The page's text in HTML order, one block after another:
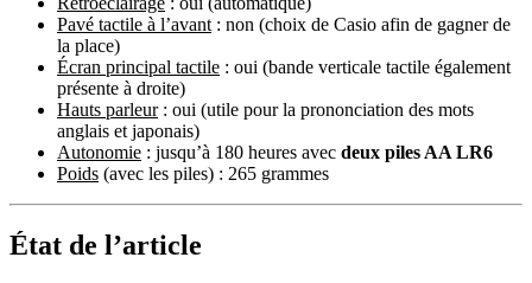
Pavé tactile à l’avant : non (choix de Casio afin de gagner de
la place)
Écran principal tactile : oui (bande verticale tactile également
présente à droite)
Hauts parleur: oui (utile pour la prononciation des mots
anglais et japonais)
Autonomie : jusqu’à 180 heures avec deux piles AA LR6
Poids (avec les piles) : 265 grammes
État de l’article